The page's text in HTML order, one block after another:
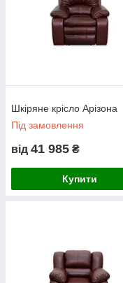
Шкіряне крісло Арізона
Під замовлення
від 41 985 ₴
Купити